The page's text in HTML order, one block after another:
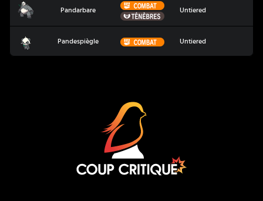
Pandarbare
Combat
Ténèbres
Untiered
Pandespiègle CombatUntiered